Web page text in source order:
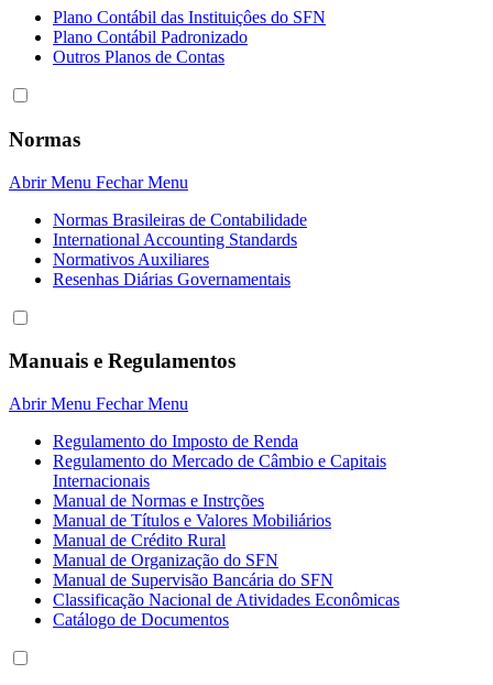
Plano Contábil das Instituiçôes do SFN
Plano Contábil Padronizado
Outros Planos de Contas
Normas
Abrir Menu Fechar Menu
Normas Brasileiras de Contabilidade
International Accounting Standards
Normativos Auxiliares
Resenhas Diárias Governamentais
Manuais e Regulamentos
Abrir Menu Fechar Menu
Regulamento do Imposto de Renda
Regulamento do Mercado de Câmbio e Capitais
Internacionais
Manual de Normas e Instrções
Manual de Títulos e Valores Mobiliários
Manual de Crédito Rural
Manual de Organização do SFN
Manual de Supervisão Bancária do SFN
Classificação Nacional de Atividades Econômicas
Catálogo de Documentos